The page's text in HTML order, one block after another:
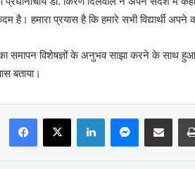
है। हमारा प्रयास है कि हमारे सभी विद्यार्थी
समापन विशेषज्ञों के अनुभव साझा करने के साथ
बताया।
Facebook
X LinkedInMessenger
Share via Email